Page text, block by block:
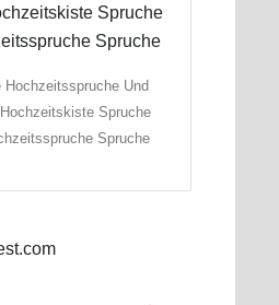
Hochzeitsspruche Und
Spruche
Spruche